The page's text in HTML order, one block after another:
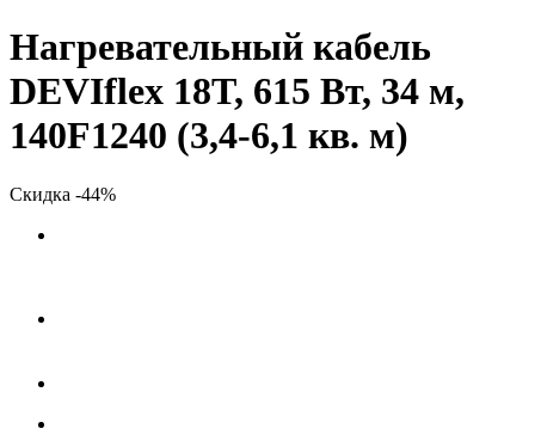
Нагревательный кабель
DEVIflex 18T, 615 Вт, 34 м,
140F1240 (3,4-6,1 кв. м)
Скидка -44%